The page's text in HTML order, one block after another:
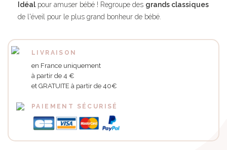
Idéal pour amuser bébé ! Regroupe des grands classiques
de l'éveil pour le plus grand bonheur de bébé.
LIVRAISON
en France uniquement
à partir de 4 €
et GRATUITE à partir de 40€
PAIEMENT SÉCURISÉ